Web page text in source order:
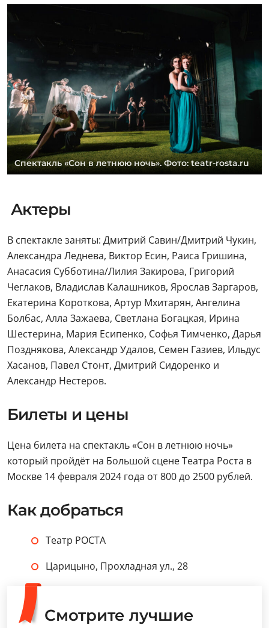
Спектакль «Сон в летнюю ночь». Фото: teatr-rosta.ru
Актеры
В спектакле заняты: Дмитрий Савин/Дмитрий Чукин,
Александра Леднева, Виктор Есин, Раиса Гришина,
Анасасия Субботина/Лилия Закирова, Григорий
Чеглаков, Владислав Калашников, Ярослав Заргаров,
Екатерина Короткова, Артур Мхитарян, Ангелина
Болбас, Алла Зажаева, Светлана Богацкая, Ирина
Шестерина, Мария Есипенко, Софья Тимченко, Дарья
Позднякова, Александр Удалов, Семен Газиев, Ильдус
Хасанов, Павел Стонт, Дмитрий Сидоренко и
Александр Нестеров.
Билеты и цены
Цена билета на спектакль «Сон в летнюю ночь»
который пройдёт на Большой сцене Театра Роста в
Москве 14 февраля 2024 года от 800 до 2500 рублей.
Как добраться
Театр РОСТА
Царицыно, Прохладная ул., 28
Смотрите лучшие